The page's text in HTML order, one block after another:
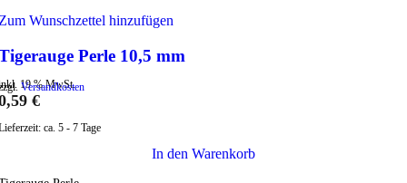
Wunschzettel hinzufügen
Perle 10,5 mm
19 % MwSt.
Versandkosten
€
ca. 5 - 7 Tage
In den Warenkorb